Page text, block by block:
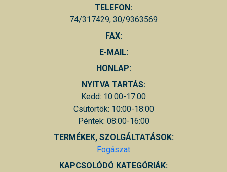
TELEFON:
74/317429, 30/9363569
FAX:
E-MAIL:
HONLAP:
NYITVA TARTÁS:
Kedd: 10:00-17:00
Csütörtök: 10:00-18:00
Péntek: 08:00-16:00
TERMÉKEK, SZOLGÁLTATÁSOK:
Fogászat
KAPCSOLÓDÓ KATEGÓRIÁK: